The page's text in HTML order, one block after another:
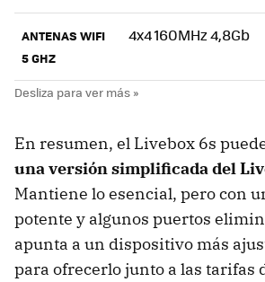
ANTENAS WIFI
5 GHZ
4x4 160MHz 4,8Gb
En resumen, el Livebox 6s
una versión simplificada del
Mantiene lo esencial, pero con
potente y algunos puertos
apunta a un dispositivo más
para ofrecerlo junto a las tarifas